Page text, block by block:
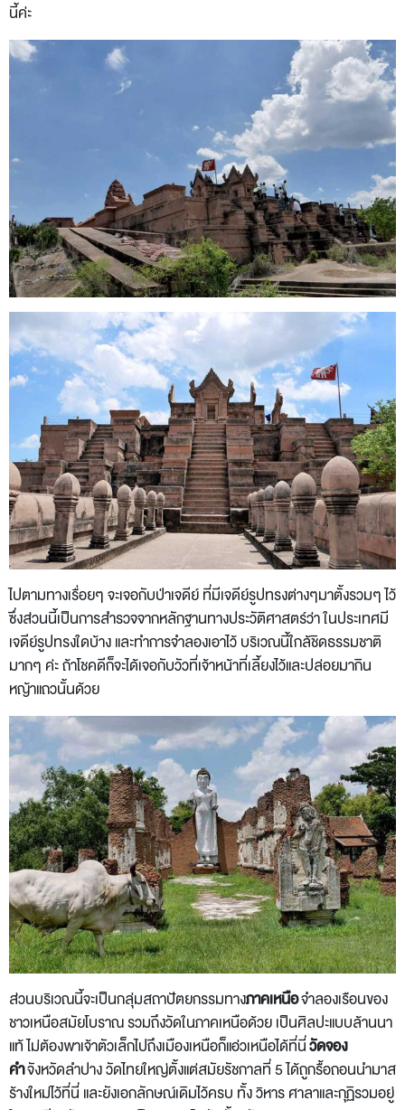
นี้ค่ะ
ไปตามทางเรื่อยๆ จะเจอกับป่าเจดีย์ ที่มีเจดีย์รูปทรงต่างๆมาตั้งรวมๆ ไว้
ซึ่งส่วนนี้เป็นการสำรวจจากหลักฐานทางประวัติศาสตร์ว่า ในประเทศมี
เจดีย์รูปทรงใดบ้าง และทำการจำลองเอาไว้ บริเวณนี้ใกล้ชิดธรรมชาติ
มากๆ ค่ะ ถ้าโชคดีก็จะได้เจอกับวัวที่เจ้าหน้าที่เลี้ยงไว้และปล่อยมากิน
หญ้าแถวนั้นด้วย
ส่วนบริเวณนี้จะเป็นกลุ่มสถาปัตยกรรมทางภาคเหนือจำลองเรือนของ
ชาวเหนือสมัยโบราณ รวมถึงวัดในภาคเหนือด้วย เป็นศิลปะแบบล้านนา
แท้ ไม่ต้องพาเจ้าตัวเล็กไปถึงเมืองเหนือก็แอ่วเหนือได้ที่นี่วัดจอง
คำจังหวัดลำปาง วัดไทยใหญ่ตั้งแต่สมัยรัชกาลที่ 5 ได้ถูกรื้อถอนนำมาส
ร้างใหม่ไว้ที่นี่ และยังเอกลักษณ์เดิมไว้ครบ ทั้ง วิหาร ศาลาและกุฏิรวมอยู่